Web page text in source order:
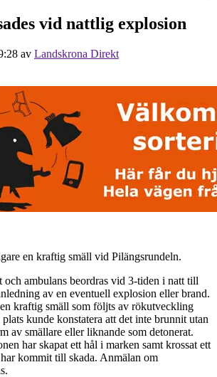
vid nattlig explosion
av Landskrona Direkt
en kraftig smäll vid Pilängsrundeln.
och ambulans beordras vid 3-tiden i natt till
av en eventuell explosion eller brand.
kraftig smäll som följts av rökutveckling
kunde konstatera att det inte brunnit utan
av smällare eller liknande som detonerat.
har skapat ett hål i marken samt krossat ett
kommit till skada. Anmälan om